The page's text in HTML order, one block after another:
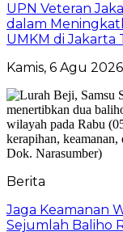
UPN Veteran
dalam
UMKM di Jakarta
Kamis, 6 Agu
Berita
Jaga Keamanan
Sejumlah Baliho